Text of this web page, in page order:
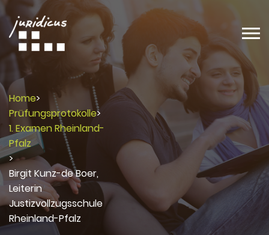
Home>
Prüfungsprotokolle>
1. Examen Rheinland-
Pfalz
>
Birgit Kunz-de Boer,
Leiterin
Justizvollzugsschule
Rheinland-Pfalz